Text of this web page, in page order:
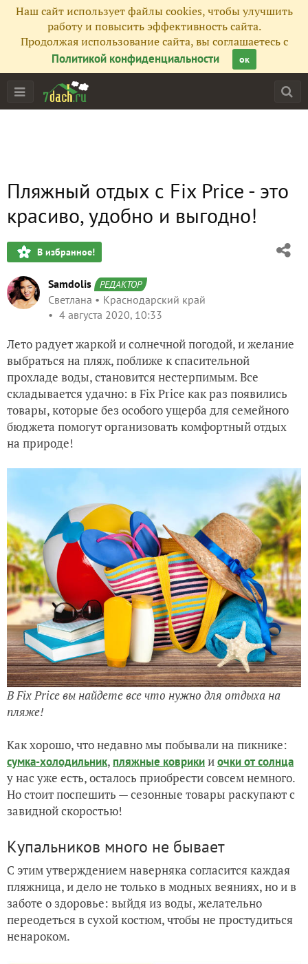
Наш сайт использует файлы cookies, чтобы улучшить
работу и повысить эффективность сайта.
Продолжая использование сайта, вы соглашаетесь с
Политикой конфиденциальности
ок
Пляжный отдых с Fix Price - это
красиво, удобно и выгодно!
В избранное!
Samdolis РЕДАКТОР
Светлана
Краснодарский край
4 августа 2020, 10:33
Лето радует жаркой и солнечной погодой, и желание
выбраться на пляж, поближе к спасительной
прохладе воды, становится нестерпимым. Все
складывается удачно: в Fix Price как раз появились
товары, которые без особого ущерба для семейного
бюджета помогут организовать комфортный отдых
на природе!
В Fix Price вы найдете все что нужно для отдыха на
пляже!
Как хорошо, что недавно мы побывали на пикнике:
сумка-холодильник, пляжные коврикииочки от солнца
у нас уже есть, осталось приобрести совсем немного.
Но стоит поспешить — сезонные товары раскупают с
завидной скоростью!
Купальников много не бывает
С этим утверждением наверняка согласится каждая
пляжница, и дело не только в модных веяниях, но и в
заботе о здоровье: выйдя из воды, желательно
переодеться в сухой костюм, чтобы не простудиться
ненароком.